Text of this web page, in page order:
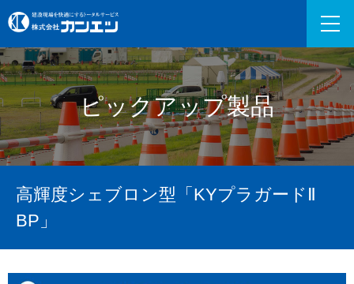
ピックアップ製品
高輝度シェブロン型「KYプラガードⅡ
BP」